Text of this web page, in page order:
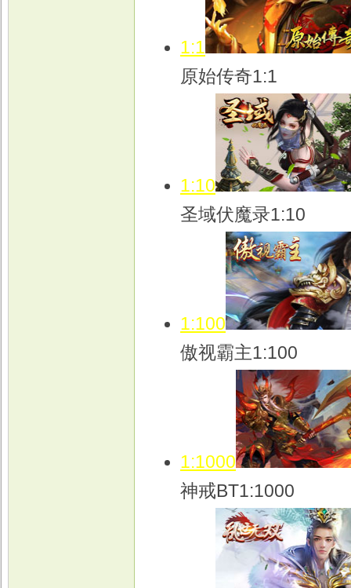
1:1
原始传奇1:1
1:10
圣域伏魔录1:10
1:100
傲视霸主1:100
1:1000
神戒BT1:1000